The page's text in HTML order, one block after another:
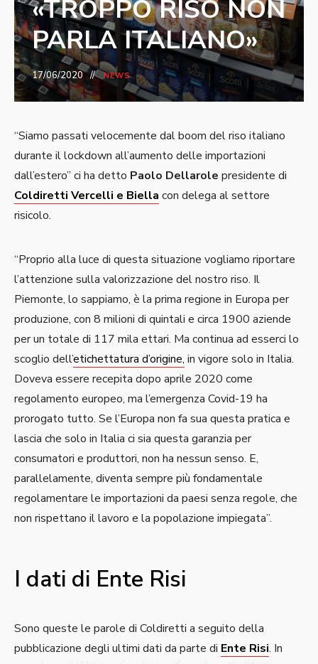
«TROPPO RISO NON
PARLA ITALIANO»
17/06/2020 NEWS
“Siamo passati velocemente dal boom del riso italiano
durante il lockdown all’aumento delle importazioni
dall’estero” ci ha detto Paolo Dellarole presidente di
Coldiretti Vercelli e Biella con delega al settore
risicolo.
“Proprio alla luce di questa situazione vogliamo riportare
l’attenzione sulla valorizzazione del nostro riso. Il
Piemonte, lo sappiamo, è la prima regione in Europa per
produzione, con 8 milioni di quintali e circa 1900 aziende
per un totale di 117 mila ettari. Ma continua ad esserci lo
scoglio dell’etichettatura d’origine, in vigore solo in Italia.
Doveva essere recepita dopo aprile 2020 come
regolamento europeo, ma l’emergenza Covid-19 ha
prorogato tutto. Se l’Europa non fa sua questa pratica e
lascia che solo in Italia ci sia questa garanzia per
consumatori e produttori, non ha nessun senso. E,
parallelamente, diventa sempre più fondamentale
regolamentare le importazioni da paesi senza regole, che
non rispettano il lavoro e la popolazione impiegata”.
I dati di Ente Risi
Sono queste le parole di Coldiretti a seguito della
pubblicazione degli ultimi dati da parte di Ente Risi. In